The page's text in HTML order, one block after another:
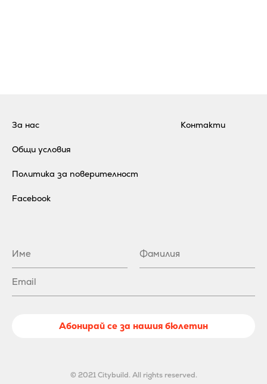
За нас
Общи условия
Политика за поверителност
Контакти
Facebook
Абонирай се за нашия бюлетин
© 2021 Citybuild. All rights reserved.